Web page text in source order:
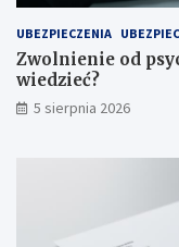
UBEZPIECZENIA
Zwolnienie od
wiedzieć?
5 sierpnia 2026